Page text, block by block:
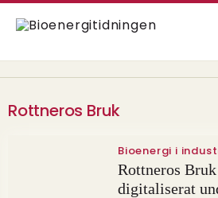
Rottneros Bruk
Bioenergi i
Rottneros
digitaliserat